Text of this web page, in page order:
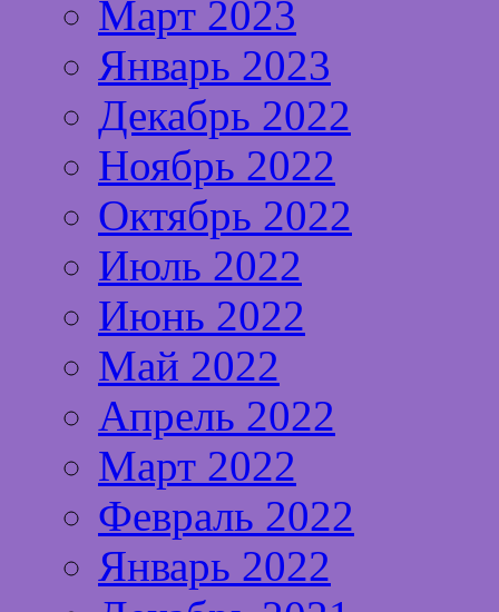
Март 2023
Январь 2023
Декабрь 2022
Ноябрь 2022
Октябрь 2022
Июль 2022
Июнь 2022
Май 2022
Апрель 2022
Март 2022
Февраль 2022
Январь 2022